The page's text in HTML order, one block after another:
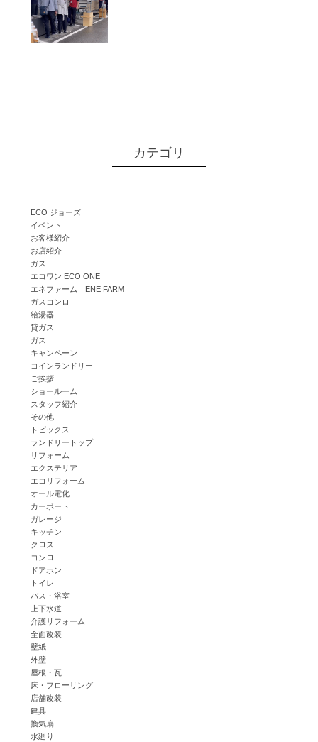
カテゴリ
ECO ジョーズ
イベント
お客様紹介
お店紹介
ガス
エコワン ECO ONE
エネファーム ENE FARM
ガスコンロ
給湯器
貸ガス
ガス
キャンペーン
コインランドリー
ご挨拶
ショールーム
スタッフ紹介
その他
トピックス
ランドリートップ
リフォーム
エクステリア
エコリフォーム
オール電化
カーポート
ガレージ
キッチン
クロス
コンロ
ドアホン
トイレ
バス・浴室
上下水道
介護リフォーム
全面改装
壁紙
外壁
屋根・瓦
床・フローリング
店舗改装
建具
換気扇
水廻り